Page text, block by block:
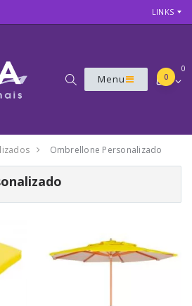
LINKS
Menu
0
0
Ombrellone Personalizado